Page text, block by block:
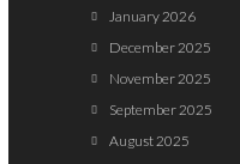
January 2026
December 2025
November 2025
September 2025
August 2025